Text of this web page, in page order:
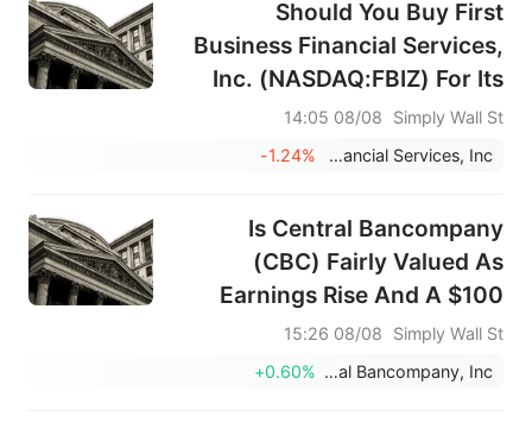
Should You Buy First
Business Financial Services,
Inc. (NASDAQ:FBIZ) For Its
Upcoming Dividend?
Simply Wall St
08/08 14:05
First Business Financial Services, Inc.
-1.24%
Is Central Bancompany
(CBC) Fairly Valued As
Earnings Rise And A $100
Million Buyback Begins?
Simply Wall St
08/08 15:26
Central Bancompany, Inc.
+0.60%